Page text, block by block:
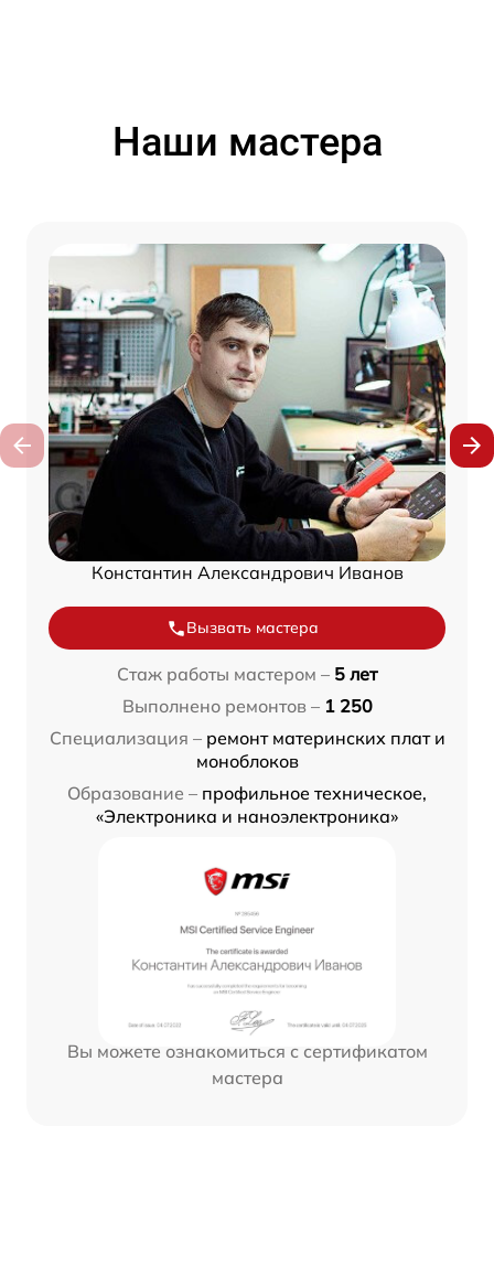
Наши мастера
Константин Александрович Иванов
Вызвать мастера
Стаж работы мастером – 5 лет
Выполнено ремонтов – 1 250
Специализация – ремонт материнских плат и
моноблоков
Образование – профильное техническое,
«Электроника и наноэлектроника»
Вы можете ознакомиться с сертификатом
мастера